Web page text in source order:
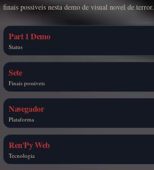
finais possiveis nesta demo de visual novel de terror.
Part 1 Demo
Status
Sete
Finais possiveis
Navegador
Plataforma
Ren'Py Web
Tecnologia